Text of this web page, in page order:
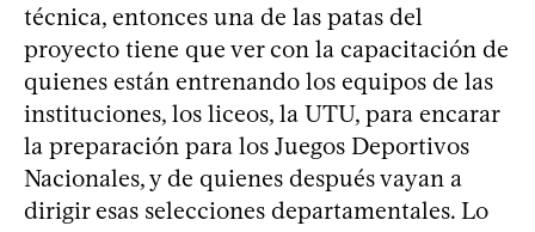
técnica, entonces una de las patas del
proyecto tiene que ver con la capacitación de
quienes están entrenando los equipos de las
instituciones, los liceos, la UTU, para encarar
la preparación para los Juegos Deportivos
Nacionales, y de quienes después vayan a
dirigir esas selecciones departamentales. Lo